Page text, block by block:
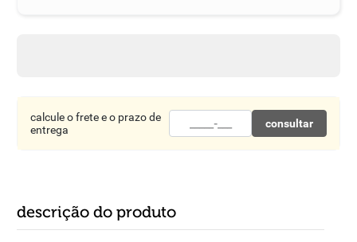
calcule o frete e o prazo de
entrega
consultar
descrição do produto